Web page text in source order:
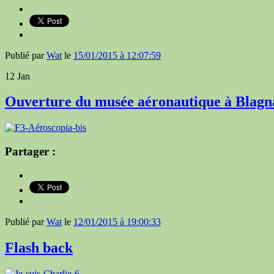
Publié parWat le 15/01/2015 à 12:07:59
12 Jan
Ouverture du musée aéronautique à
Partager :
Publié parWat le 12/01/2015 à 19:00:33
Flash back